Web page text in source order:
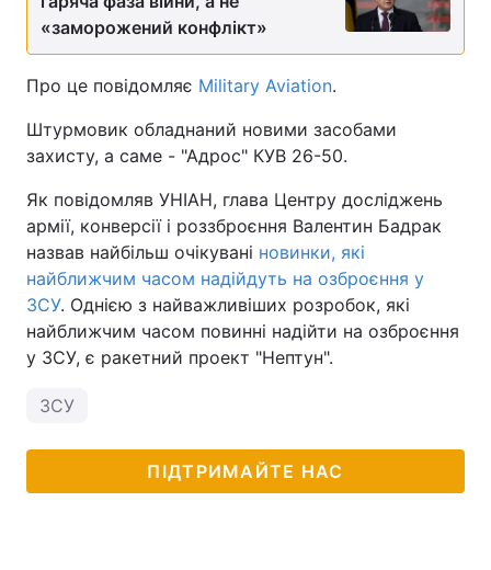
«заморожений конфлікт»
Про це повідомляє Military Aviation.
Штурмовик обладнаний новими засобами
захисту, а саме - "Адрос" КУВ 26-50.
Як повідомляв УНІАН, глава Центру досліджень
армії, конверсії і роззброєння Валентин Бадрак
назвав найбільш очікувані новинки, які
найближчим часом надійдуть на озброєння у
ЗСУ. Однією з найважливіших розробок, які
найближчим часом повинні надійти на озброєння
у ЗСУ, є ракетний проект "Нептун".
ЗСУ
ПІДТРИМАЙТЕ НАС